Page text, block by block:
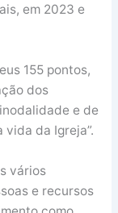
em 2023 e
155 pontos,
dos
e de
da Igreja”.
vários
e recursos